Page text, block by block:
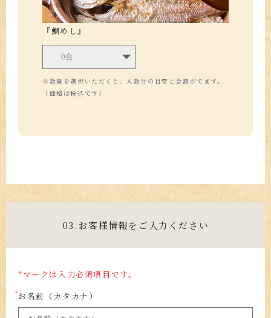
『鯛めし』
※数量を選択いただくと、人数分の目安と金額がでます。
（価格は税込です）
03.お客様情報をご入力ください
*マークは入力必須項目です。
お名前（カタカナ）